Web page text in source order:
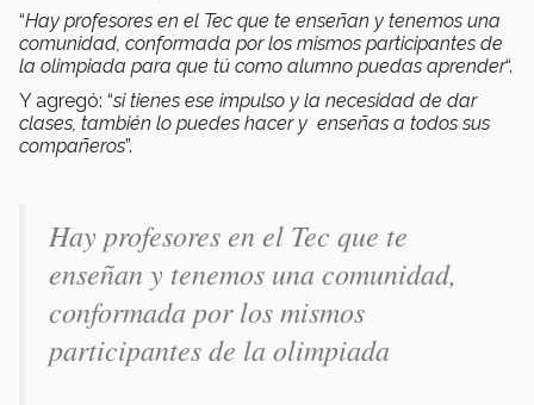
“Hay profesores en el Tec que te enseñan y tenemos una
comunidad, conformada por los mismos participantes de
la olimpiada para que tú como alumno puedas aprender“.
Y agregó: “si tienes ese impulso y la necesidad de dar
clases, también lo puedes hacer y enseñas a todos sus
compañeros”.
Hay profesores en el Tec que te
enseñan y tenemos una comunidad,
conformada por los mismos
participantes de la olimpiada